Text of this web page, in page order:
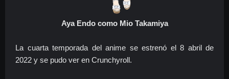
Aya Endo como Mio Takamiya
La cuarta temporada del anime se estrenó el 8 abril de
2022 y se pudo ver en Crunchyroll.